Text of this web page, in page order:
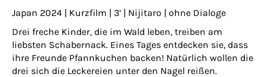
Japan 2024 | Kurzfilm | 3’ | Nijitaro | ohne Dialoge
Drei freche Kinder, die im Wald leben, treiben am
liebsten Schabernack. Eines Tages entdecken sie, dass
ihre Freunde Pfannkuchen backen! Natürlich wollen die
drei sich die Leckereien unter den Nagel reißen.